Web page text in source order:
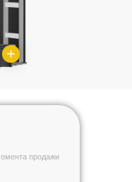
продажи